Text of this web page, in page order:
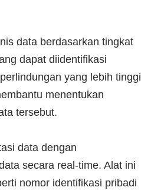
data berdasarkan tingkat
dapat diidentifikasi
yang lebih tinggi
menentukan
tersebut.
data dengan
secara real-time. Alat ini
nomor identifikasi pribadi